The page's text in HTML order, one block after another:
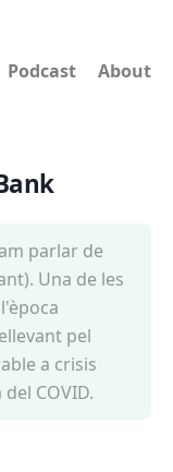
Podcast About
parlar de
Una de les
pel
a crisis
COVID.